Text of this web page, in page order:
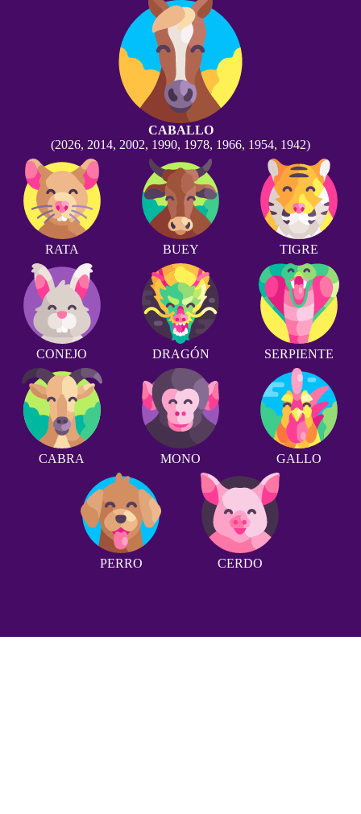
CABALLO
(2026, 2014, 2002, 1990, 1978, 1966, 1954, 1942)
RATA BUEY TIGRE
CONEJO DRAGÓN SERPIENTE
CABRA MONO GALLO
PERRO CERDO